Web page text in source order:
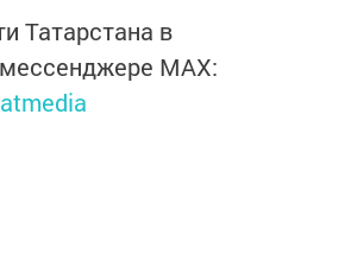
Татарстана в
MАХ: